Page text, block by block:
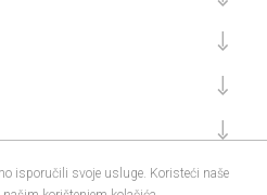
isporučili svoje usluge. Koristeći naše